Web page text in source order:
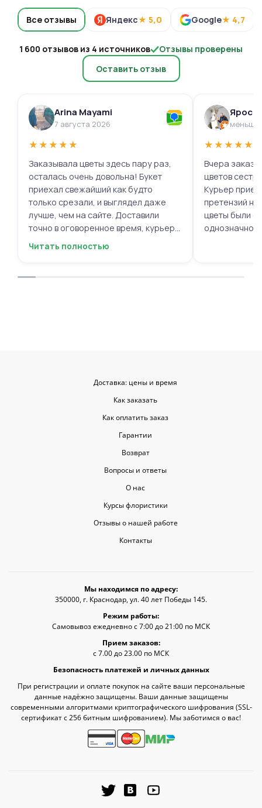
Все отзывы Яндекс★ 5,0 Google★ 4,7
1 600 отзывов из 4 источников
Отзывы проверены
Оставить отзыв
Arina Mayami
7 августа 2026
★★★★★
Заказывала цветы здесь пару раз,
осталась очень довольна! Букет
приехал свежайший как будто
только срезали, и выглядел даже
лучше, чем на сайте. Доставили
точно в оговоренное время, курьер
вежливый, ещё и открытку с тёплыми
приятными. Однозначно буду
Читать полностью
меньше
★★★★★
Вчера
цветов
Курьер
претензий
цветы были
однозначно.
Доставка: цены и время
Как заказать
Как оплатить заказ
Гарантии
Возврат
Вопросы и ответы
О нас
Курсы флористики
Отзывы о нашей работе
Контакты
Мы находимся по адресу:
350000, г. Краснодар, ул. 40 лет Победы 145.
Режим работы:
Самовывоз ежедневно с 7:00 до 21:00 по МСК
Прием заказов:
с 7.00 до 23.00 по МСК
Безопасность платежей и личных данных
При регистрации и оплате покупок на сайте ваши персональные
данные надёжно защищены. Ваши данные защищены
современными алгоритмами криптографического шифрования (SSL-
сертификат c 256 битным шифрованием). Мы заботимся о вас!